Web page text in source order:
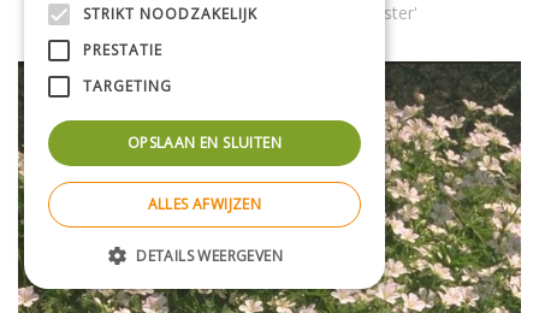
Geranium sylvaticum 'Amy Doncaster'
STRIKT NOODZAKELIJK
PRESTATIE
TARGETING
OPSLAAN EN SLUITEN
ALLES AFWIJZEN
DETAILS WEERGEVEN